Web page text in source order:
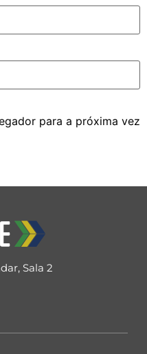
para a próxima vez
Sala 2